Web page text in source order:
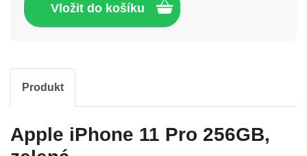
Produkt
Apple iPhone 11 Pro 256GB,